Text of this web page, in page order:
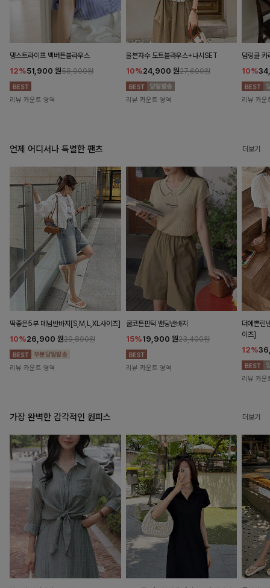
댕스트라이프 백버튼블라우스
12%51,900 원58,900원
리뷰 카운트 영역
율븐자수 도트블라우스+나시SET
10%24,900 원27,600원
리뷰 카운트 영역
덤링클 카
10%
리뷰 카운
언제 어디서나 특별한 팬츠 더보기
딱좋은5부 데님반바지[S,M,L,XL사이즈]
10%26,900 원29,800원
리뷰 카운트 영역
쿨코튼핀턱 밴딩반바지
15%19,900 원23,400원
리뷰 카운트 영역
더예쁜린
이즈]
12%
리뷰 카운
가장 완벽한 감각적인 원피스 더보기